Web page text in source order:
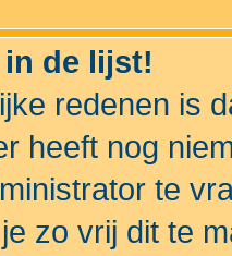
de lijst!
redenen is
heeft nog
te
zo vrij dit te